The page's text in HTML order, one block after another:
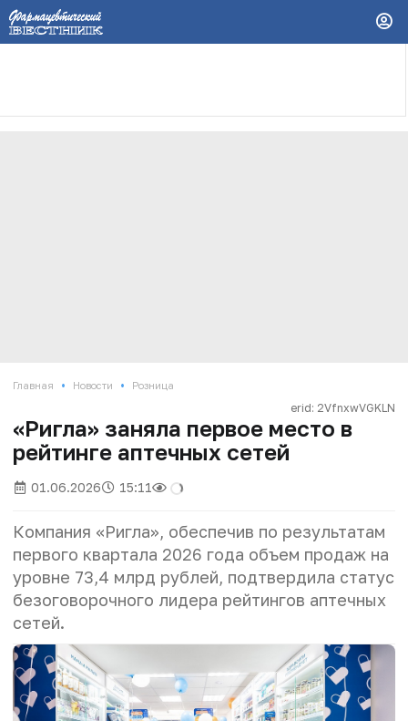
Главная • Новости • Розница
erid: 2VfnxwVGKLN
«Ригла» заняла первое место в
рейтинге аптечных сетей
01.06.2026 15:11
Компания «Ригла», обеспечив по результатам
первого квартала 2026 года объем продаж на
уровне 73,4 млрд рублей, подтвердила статус
безоговорочного лидера рейтингов аптечных
сетей.